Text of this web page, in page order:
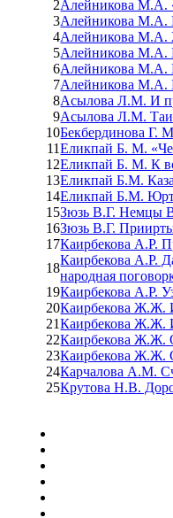
2Алейникова М.А.
3Алейникова М.А.
4Алейникова М.А.
5Алейникова М.А.
6Алейникова М.А.
7Алейникова М.А.
8Асылова Л.М. И
9Асылова Л.М.
10Бекбердинова Г.
11Еликпай Б. М.
12Еликпай Б. М. К
13Еликпай Б.М.
14Еликпай Б.М.
15Зюзь В.Г. Немцы
16Зюзь В.Г.
17Каирбекова А.Р.
18
Каирбекова А.Р.
народная
19Каирбекова А.Р.
20Каирбекова Ж.Ж.
21Каирбекова Ж.Ж.
22Каирбекова Ж.Ж.
23Каирбекова Ж.Ж.
24Карчалова А.М.
25Крутова Н.В.